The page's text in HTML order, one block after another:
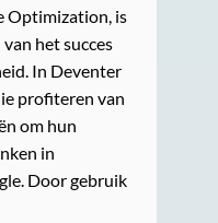
Optimization, is
het succes
In Deventer
profiteren van
om hun
in
Door gebruik